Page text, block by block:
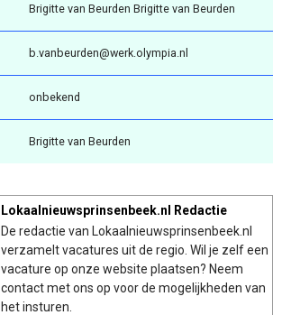
Brigitte van Beurden Brigitte van Beurden
b.vanbeurden@werk.olympia.nl
onbekend
Brigitte van Beurden
Lokaalnieuwsprinsenbeek.nl Redactie
De redactie van Lokaalnieuwsprinsenbeek.nl
verzamelt vacatures uit de regio. Wil je zelf een
vacature op onze website plaatsen? Neem
contact met ons op voor de mogelijkheden van
het insturen.